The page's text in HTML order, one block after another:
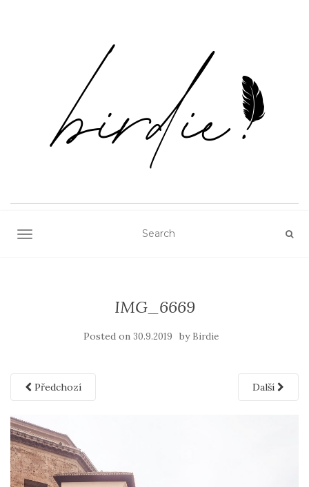
TOGGLE NAVIGATION
IMG_6669
Posted on 30.9.2019 by Birdie
Předchozí Další